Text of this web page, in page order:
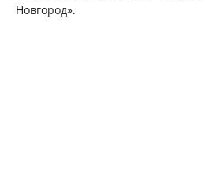
Новгород».